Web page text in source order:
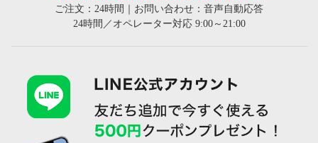
ご注文：24時間｜お問い合わせ：音声自動応答
24時間／オペレーター対応 9:00～21:00